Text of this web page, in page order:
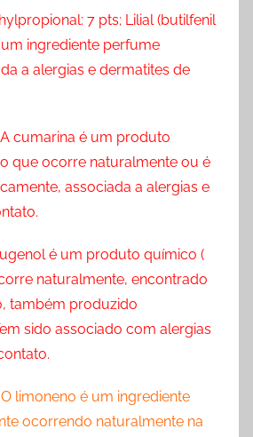
7 pts; Lilial (butilfenil
ingrediente perfume
a alergias e dermatites de
cumarina é um produto
que ocorre naturalmente ou é
associada a alergias e
é um produto químico (
naturalmente, encontrado
também produzido
sido associado com alergias
limoneno é um ingrediente
ocorrendo naturalmente na